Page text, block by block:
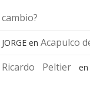
cambio?
JORGE en Acapulco
Ricardo Peltier